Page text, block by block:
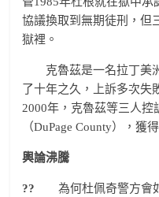
協議換取到無期徒刑，但
獄裡。
克魯茲是一名拉丁美洲
了十年之久，上訴多次失
2000年，克魯茲等三人
（DuPage County），獲
輿論沸騰
?? 為何杜佩奇警方會如